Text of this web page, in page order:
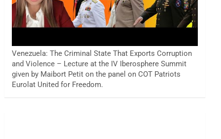
Venezuela: The Criminal State That Exports Corruption
and Violence – Lecture at the IV Iberosphere Summit
given by Maibort Petit on the panel on COT Patriots
Eurolat United for Freedom.